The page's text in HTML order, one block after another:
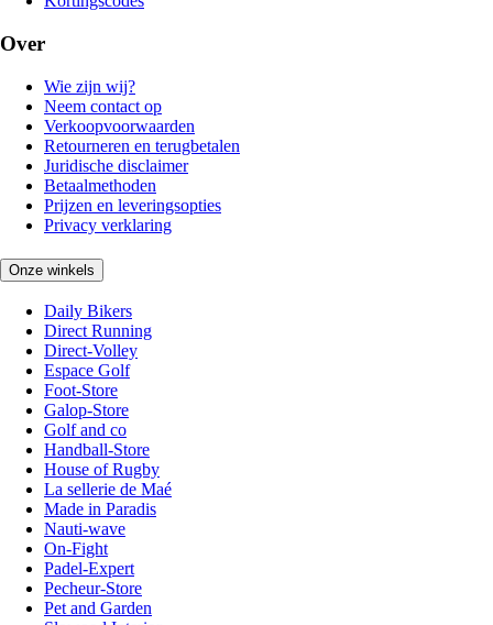
Over
Wie zijn wij?
Neem contact op
Verkoopvoorwaarden
Retourneren en terugbetalen
Juridische disclaimer
Betaalmethoden
Prijzen en leveringsopties
Privacy verklaring
Onze winkels
Daily Bikers
Direct Running
Direct-Volley
Espace Golf
Foot-Store
Galop-Store
Golf and co
Handball-Store
House of Rugby
La sellerie de Maé
Made in Paradis
Nauti-wave
On-Fight
Padel-Expert
Pecheur-Store
Pet and Garden